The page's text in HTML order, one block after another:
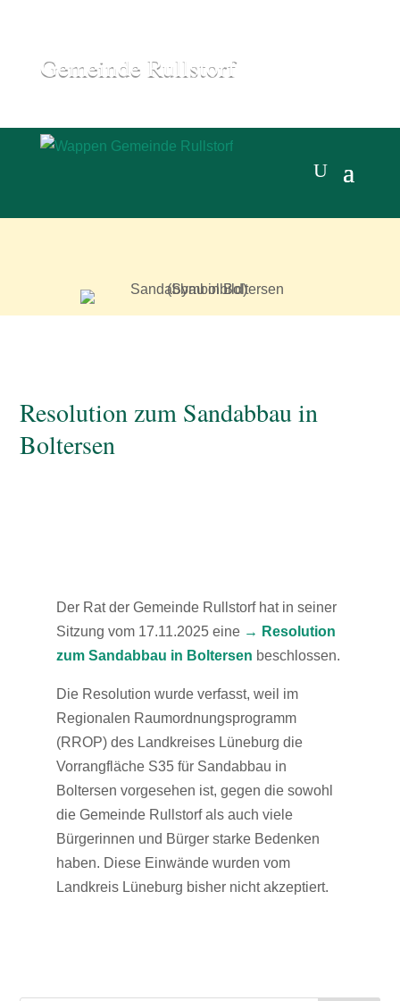
Gemeinde Rullstorf
Resolution zum Sandabbau in
Boltersen
Der Rat der Gemeinde Rullstorf hat in seiner
Sitzung vom 17.11.2025 eine → Resolution
zum Sandabbau in Boltersen beschlossen.
Die Resolution wurde verfasst, weil im
Regionalen Raumordnungsprogramm
(RROP) des Landkreises Lüneburg die
Vorrangfläche S35 für Sandabbau in
Boltersen vorgesehen ist, gegen die sowohl
die Gemeinde Rullstorf als auch viele
Bürgerinnen und Bürger starke Bedenken
haben. Diese Einwände wurden vom
Landkreis Lüneburg bisher nicht akzeptiert.